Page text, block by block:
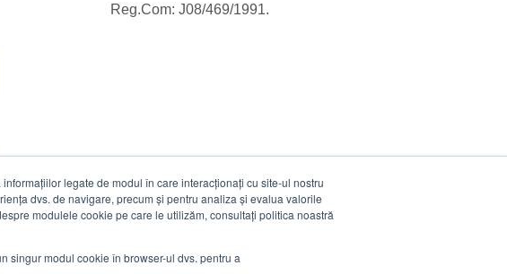
legate de modul în care interacționați cu site-ul nostru
dvs. de navigare, precum și pentru analiza și evalua valorile
modulele cookie pe care le utilizăm, consultați politica noastră
singur modul cookie în browser-ul dvs. pentru a
Reg.Com: J08/469/1991.